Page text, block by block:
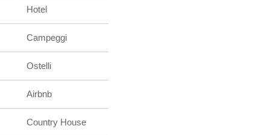
Hotel
Campeggi
Ostelli
Airbnb
Country House